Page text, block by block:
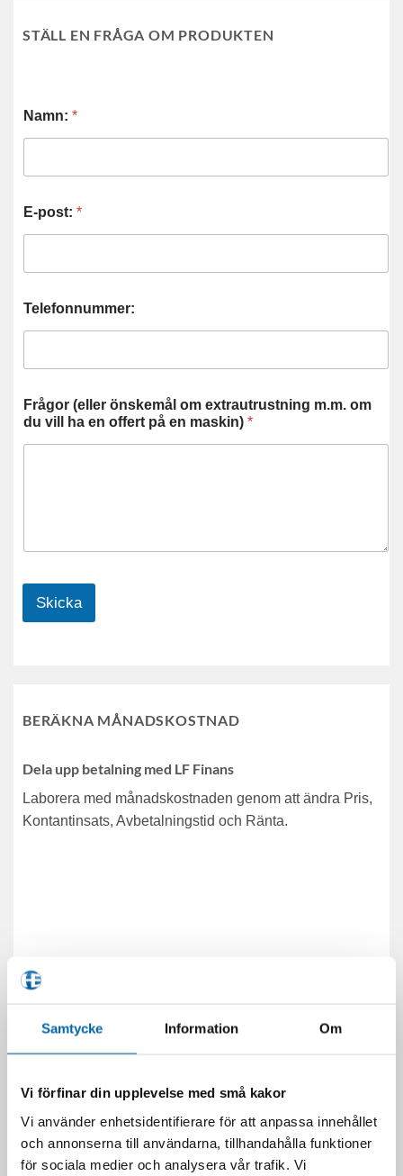
Samtycke Information Om
Vi förfinar din upplevelse med små kakor
Vi använder enhetsidentifierare för att anpassa innehållet
och annonserna till användarna, tillhandahålla funktioner
för sociala medier och analysera vår trafik. Vi
STÄLL EN FRÅGA OM PRODUKTEN
Namn: *
E-post: *
Telefonnummer:
Frågor (eller önskemål om extrautrustning m.m. om
du vill ha en offert på en maskin) *
Skicka
BERÄKNA MÅNADSKOSTNAD
Dela upp betalning med LF Finans
Laborera med månadskostnaden genom att ändra Pris,
Kontantinsats, Avbetalningstid och Ränta.